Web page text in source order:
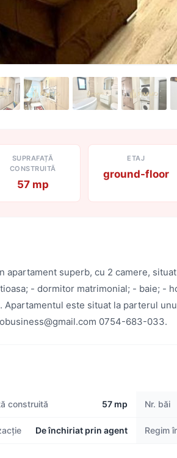
SUPRAFAȚĂ
CONSTRUITĂ
57 mp
ETAJ
ground-floor
apartament superb, cu 2 camere,
- dormitor matrimonial; - baie; -
este situat la parterul
0754-683-033.
construită 57 mp Nr. băi
De închiriat prin agent Regim